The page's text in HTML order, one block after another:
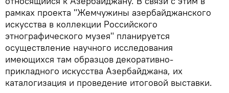
рамках проекта "Жемчужины азербайджанского
искусства в коллекции Российского
этнографического музея" планируется
осуществление научного исследования
имеющихся там образцов декоративно-
прикладного искусства Азербайджана, их
каталогизация и проведение итоговой выставки.